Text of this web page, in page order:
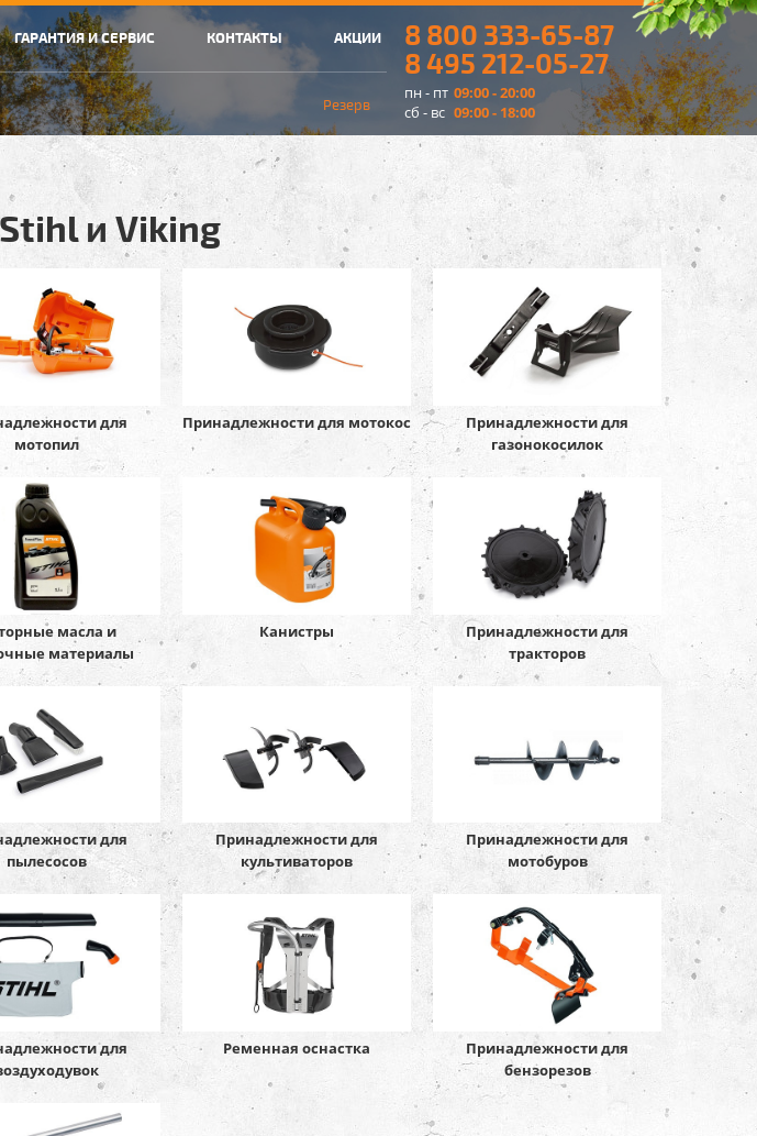
ГАРАНТИЯ И СЕРВИС КОНТАКТЫ АКЦИИ
Резерв
8 800 333-65-87
8 495 212-05-27
пн - пт 09:00 - 20:00
сб - вс 09:00 - 18:00
и Viking
для
мотопил
Принадлежности для мотокос
Принадлежности для
газонокосилок
масла и
материалы
Канистры
Принадлежности для
тракторов
для
пылесосов
Принадлежности для
культиваторов
Принадлежности для
мотобуров
для
Ременная оснастка
Принадлежности для
бензорезов